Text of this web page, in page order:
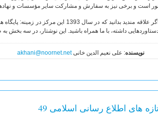
است و برخی نیز به سفارش و مشارکت سایر مؤسسات و
اگر علاقه مندید بدانید که در سال
داشته، با ما همراه باشید. این نوشتار، در سه بخش
نویسنده: علی نعیم الدین خانیakhani@noornet.net
های اطلاع رسانی اسلامی 49